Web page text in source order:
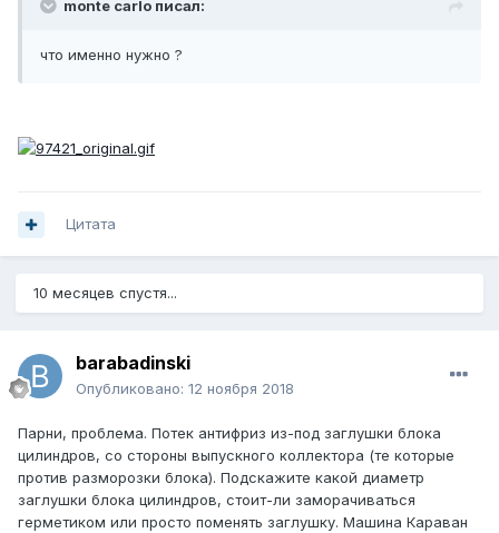
monte carlo писал:
что именно нужно ?
Цитата
10 месяцев спустя...
barabadinski
Опубликовано: 12 ноября 2018
Парни, проблема. Потек антифриз из-под заглушки блока
цилиндров, со стороны выпускного коллектора (те которые
против разморозки блока). Подскажите какой диаметр
заглушки блока цилиндров, стоит-ли заморачиваться
герметиком или просто поменять заглушку. Машина Караван